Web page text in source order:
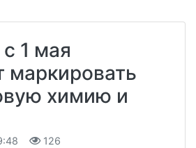
1 мая
маркировать
химию и
126